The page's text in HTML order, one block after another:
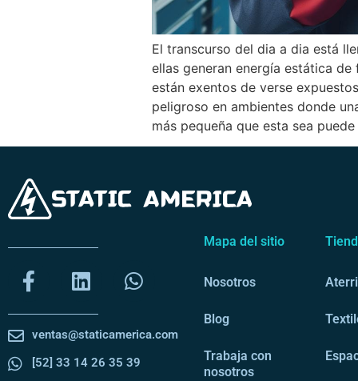
El transcurso del dia a dia está
ellas generan energía estática
están exentos de verse
peligroso en ambientes donde
más pequeña que esta sea
ventas@staticamerica.com
[52] 33 14 26 35 39
Mapa del sitio
Nosotros
Blog
Trabaja con
nosotros